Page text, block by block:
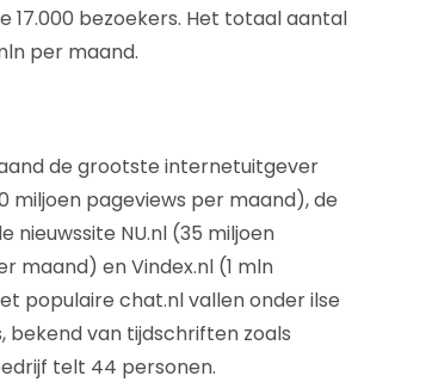
17.000 bezoekers. Het totaal aantal
per maand.
de grootste internetuitgever
miljoen pageviews per maand), de
nieuwssite NU.nl (35 miljoen
maand) en Vindex.nl (1 mln
populaire chat.nl vallen onder ilse
bekend van tijdschriften zoals
telt 44 personen.